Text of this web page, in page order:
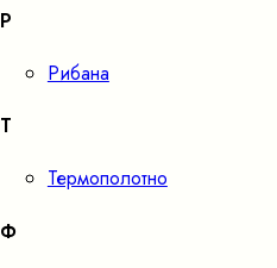
Р
Рибана
Т
Термополотно
Ф